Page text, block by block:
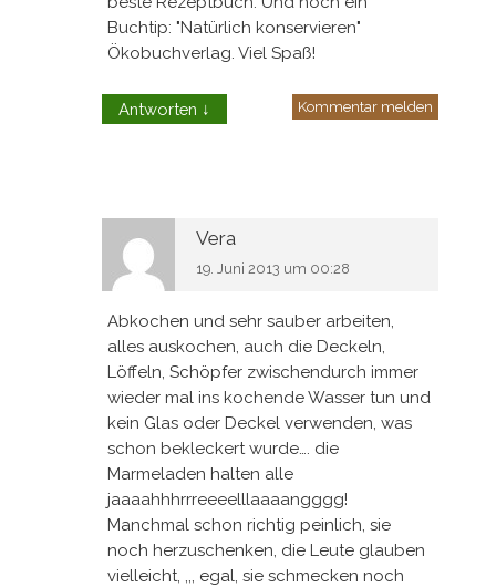
Buchtip: "Natürlich konservieren"
Ökobuchverlag. Viel Spaß!
Antworten ↓ Kommentar melden
Vera
19. Juni 2013 um 00:28
Abkochen und sehr sauber arbeiten,
alles auskochen, auch die Deckeln,
Löffeln, Schöpfer zwischendurch immer
wieder mal ins kochende Wasser tun und
kein Glas oder Deckel verwenden, was
schon bekleckert wurde…. die
Marmeladen halten alle
jaaaahhhrrreeeelllaaaangggg!
Manchmal schon richtig peinlich, sie
noch herzuschenken, die Leute glauben
vielleicht, ,,, egal, sie schmecken noch